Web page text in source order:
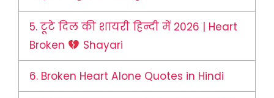
5. टूटे दिल की शायरी हिन्दी में 2026 | Heart
Broken
Shayari
6. Broken Heart Alone Quotes in Hindi